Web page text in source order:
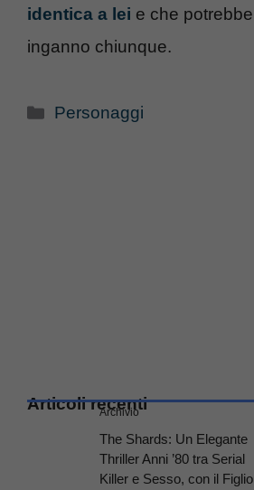
identica a lei e che
inganno chiunque.
Categorie
Personaggi
Articoli recenti
Archivio
The Shards: Un Elegante
Thriller Anni ’80 tra Serial
Killer e Sesso, con il